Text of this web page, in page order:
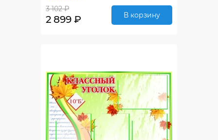
3 102 ₽
2 899 ₽ В корзину